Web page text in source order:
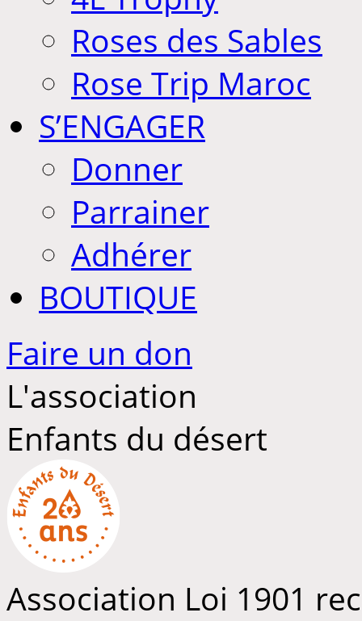
Roses des Sables
Rose Trip Maroc
S’ENGAGER
Donner
Parrainer
Adhérer
BOUTIQUE
Faire un don
L'association
Enfants du désert
Association Loi 1901